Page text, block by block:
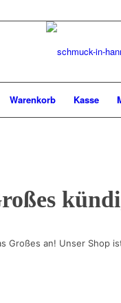
Warenkorb Kasse
Großes an! Unser Shop